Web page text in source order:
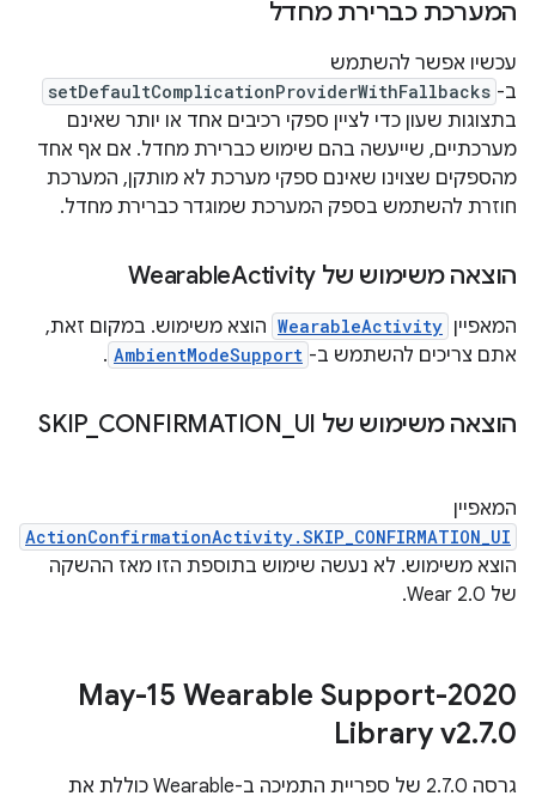
המערכת כברירת מחדל
עכשיו אפשר להשתמש
ב- setDefaultComplicationProviderWithFallbacks
בתצוגות שעון כדי לציין ספקי רכיבים אחד או יותר שאינם
מערכתיים, שייעשה בהם שימוש כברירת מחדל. אם אף אחד
מהספקים שצוינו שאינם ספקי מערכת לא מותקן, המערכת
חוזרת להשתמש בספק המערכת שמוגדר כברירת מחדל.
הוצאה משימוש של Wearable Activity
המאפיין WearableActivity הוצא משימוש. במקום זאת,
אתם צריכים להשתמש ב- AmbientModeSupport
.
הוצאה משימוש של SKIP _ CONFIRMATION UI
המאפיין
ActionConfirmationActivity.SKIP_CONFIRMATION_UI
הוצא משימוש. לא נעשה שימוש בתוספת הזו מאז ההשקה
של Wear 2.0.
‫2020-May-15 Wearable Support
Library v2.7.0
גרסה 2.7.0 של ספריית התמיכה ב-Wearable כוללת את